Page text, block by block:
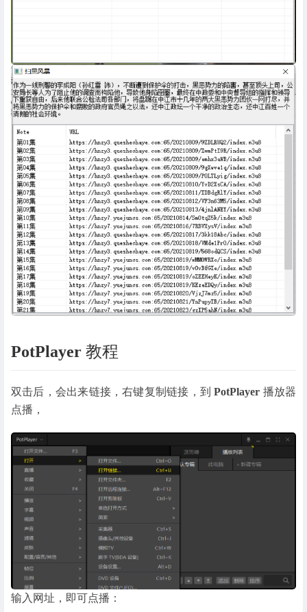
PotPlayer 教程
双击后，会出来链接，右键复制链接，到PotPlayer 播放器
点播，
输入网址，即可点播：